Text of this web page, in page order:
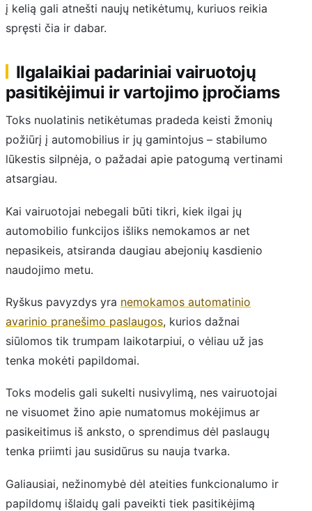
į kelią gali atnešti naujų netikėtumų, kuriuos reikia
spręsti čia ir dabar.
Ilgalaikiai padariniai vairuotojų
pasitikėjimui ir vartojimo įpročiams
Toks nuolatinis netikėtumas pradeda keisti žmonių
požiūrį į automobilius ir jų gamintojus – stabilumo
lūkestis silpnėja, o pažadai apie patogumą vertinami
atsargiau.
Kai vairuotojai nebegali būti tikri, kiek ilgai jų
automobilio funkcijos išliks nemokamos ar net
nepasikeis, atsiranda daugiau abejonių kasdienio
naudojimo metu.
Ryškus pavyzdys yra nemokamos automatinio
avarinio pranešimo paslaugos, kurios dažnai
siūlomos tik trumpam laikotarpiui, o vėliau už jas
tenka mokėti papildomai.
Toks modelis gali sukelti nusivylimą, nes vairuotojai
ne visuomet žino apie numatomus mokėjimus ar
pasikeitimus iš anksto, o sprendimus dėl paslaugų
tenka priimti jau susidūrus su nauja tvarka.
Galiausiai, nežinomybė dėl ateities funkcionalumo ir
papildomų išlaidų gali paveikti tiek pasitikėjimą